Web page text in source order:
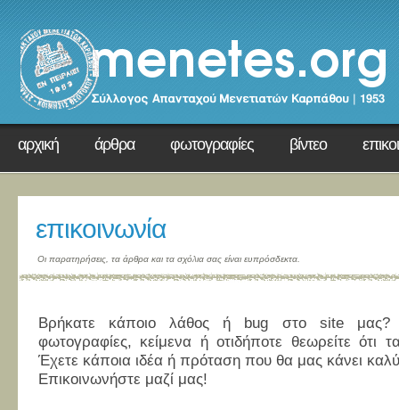
αρχική άρθρα φωτογραφίες βίντεο
επικοινωνία
Οι παρατηρήσεις, τα άρθρα και τα σχόλια σας είναι ευπρόσδεκτα.
Βρήκατε κάποιο λάθος ή bug στο site μας?
φωτογραφίες, κείμενα ή οτιδήποτε θεωρείτε ότι
Έχετε κάποια ιδέα ή πρόταση που θα μας κάνει
Επικοινωνήστε μαζί μας!